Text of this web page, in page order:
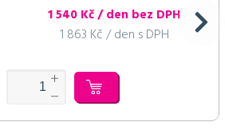
1 540 Kč / den bez DPH
1 863 Kč / den s DPH